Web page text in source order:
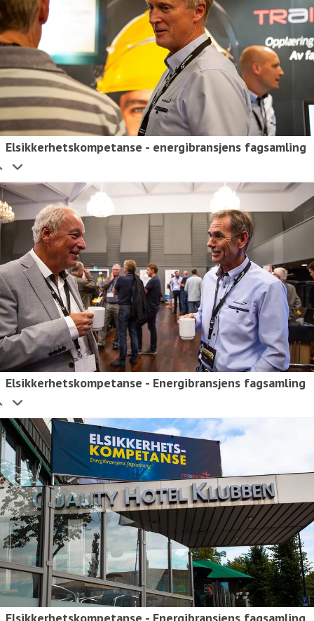
Elsikkerhetskompetanse - energibransjens fagsamling
Elsikkerhetskompetanse - Energibransjens fagsamling